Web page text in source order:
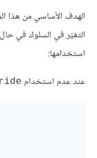
الهدف الأساسي من هذا
التغيّر في السلوك في
استخدامها:
عند عدم استخدام